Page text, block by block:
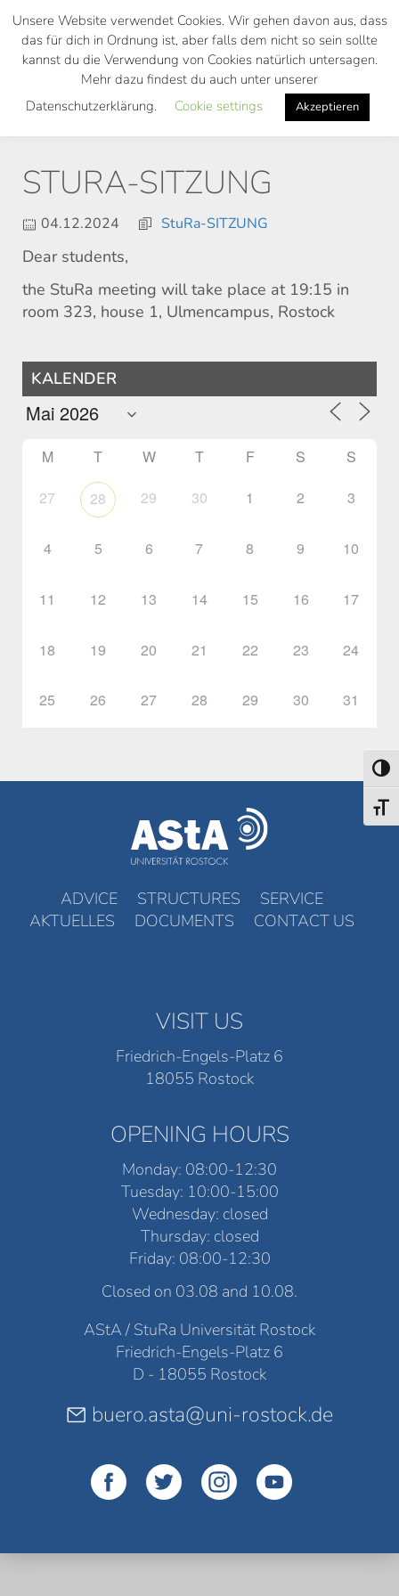
Skip
main
STURA-SITZUNG
04.12.2024 StuRa-SITZUNG
Dear students,
the StuRa meeting will take place at 19:15 in
room 323, house 1, Ulmencampus, Rostock
KALENDER
M T W T F S S
27 28 29 30 1 2 3
4 5 6 7 8 9 10
11 12 13 14 15 16 17
18 19 20 21 22 23 24
25 26 27 28 29 30 31
ADVICE STRUCTURES
SERVICE
AKTUELLES
DOCUMENTS CONTACT US
VISIT US
Friedrich-Engels-Platz 6
18055 Rostock
OPENING HOURS
Monday: 08:00-12:30
Tuesday: 10:00-15:00
Wednesday: closed
Thursday: closed
Friday: 08:00-12:30
Closed on 03.08 and 10.08.
AStA / StuRa Universität Rostock
Friedrich-Engels-Platz 6
D - 18055 Rostock
buero.asta@uni-rostock.de
Unsere Website verwendet Cookies. Wir gehen davon aus, dass
das für dich in Ordnung ist, aber falls dem nicht so sein sollte
kannst du die Verwendung von Cookies natürlich untersagen.
Mehr dazu findest du auch unter unserer
Datenschutzerklärung.
Cookie settings Akzeptieren